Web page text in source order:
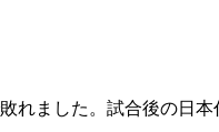
れました。試合後の日本